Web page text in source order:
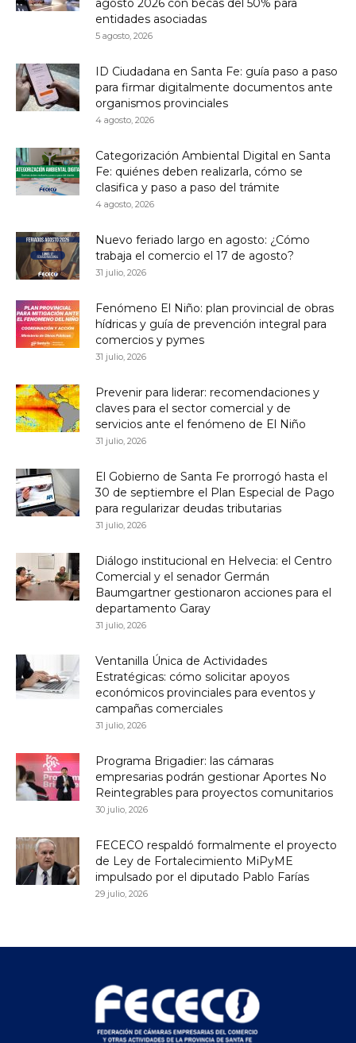
agosto 2026 con becas del 50% para
entidades asociadas
5 agosto, 2026
ID Ciudadana en Santa Fe: guía paso a paso
para firmar digitalmente documentos ante
organismos provinciales
4 agosto, 2026
Categorización Ambiental Digital en Santa
Fe: quiénes deben realizarla, cómo se
clasifica y paso a paso del trámite
4 agosto, 2026
Nuevo feriado largo en agosto: ¿Cómo
trabaja el comercio el 17 de agosto?
31 julio, 2026
Fenómeno El Niño: plan provincial de obras
hídricas y guía de prevención integral para
comercios y pymes
31 julio, 2026
Prevenir para liderar: recomendaciones y
claves para el sector comercial y de
servicios ante el fenómeno de El Niño
31 julio, 2026
El Gobierno de Santa Fe prorrogó hasta el
30 de septiembre el Plan Especial de Pago
para regularizar deudas tributarias
31 julio, 2026
Diálogo institucional en Helvecia: el Centro
Comercial y el senador Germán
Baumgartner gestionaron acciones para el
departamento Garay
31 julio, 2026
Ventanilla Única de Actividades
Estratégicas: cómo solicitar apoyos
económicos provinciales para eventos y
campañas comerciales
31 julio, 2026
Programa Brigadier: las cámaras
empresarias podrán gestionar Aportes No
Reintegrables para proyectos comunitarios
30 julio, 2026
FECECO respaldó formalmente el proyecto
de Ley de Fortalecimiento MiPyME
impulsado por el diputado Pablo Farías
29 julio, 2026